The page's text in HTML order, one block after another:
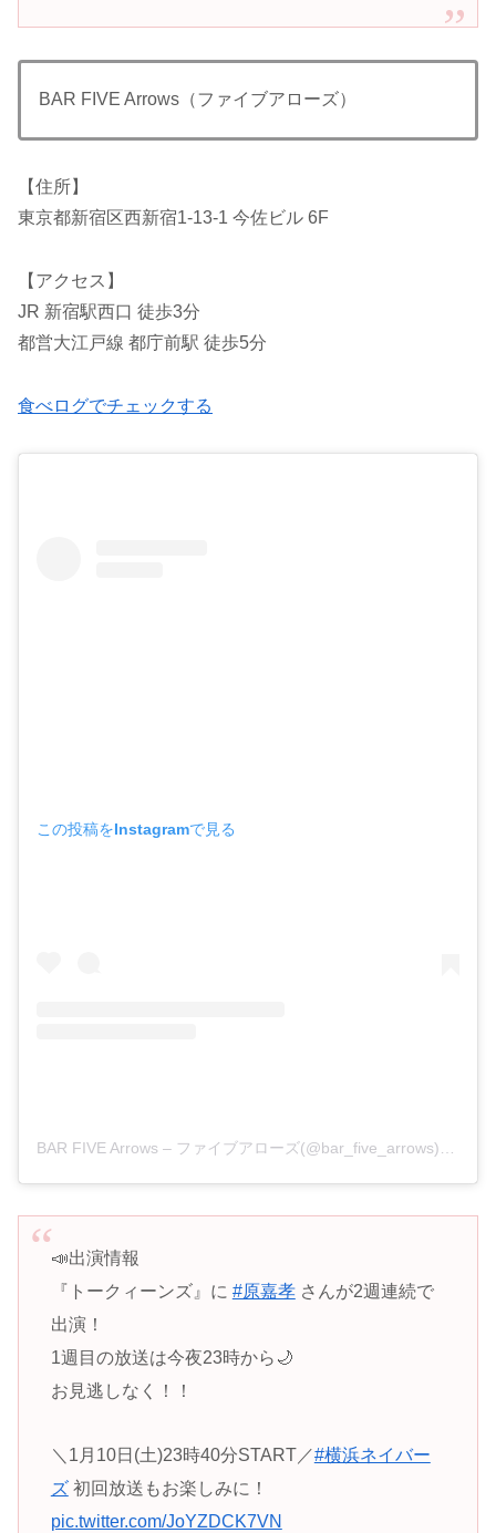
BAR FIVE Arrows（ファイブアローズ）
【住所】
東京都新宿区西新宿1-13-1 今佐ビル 6F
【アクセス】
JR 新宿駅西口 徒歩3分
都営大江戸線 都庁前駅 徒歩5分
食べログでチェックする
この投稿をInstagramで見る
BAR FIVE Arrows – ファイブアローズ(@bar_five_arrows)がシェアした投稿
📣出演情報
『トークィーンズ』に #原嘉孝さんが2週連続で
出演！
1週目の放送は今夜23時から🌙
お見逃しなく！！
＼1月10日(土)23時40分START／#横浜ネイバー
ズ 初回放送もお楽しみに！
pic.twitter.com/JoYZDCK7VN